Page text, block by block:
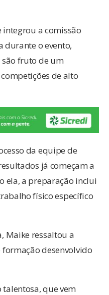
integrou a comissão
durante o evento,
fruto de um
de alto
da equipe de
já começam a
ela, a preparação inclui
físico específico
Maike ressaltou a
desenvolvido
talentosa, que vem